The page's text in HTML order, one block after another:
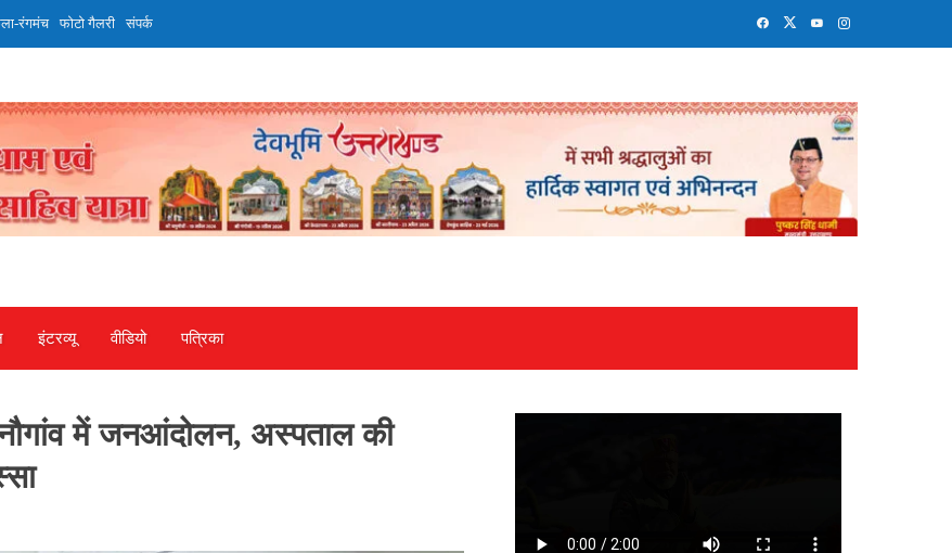
रंगमंच फोटो गैलरी संपर्क
इंटरव्‍यू वीडियो पत्रिका
में जनआंदोलन, अस्पताल की